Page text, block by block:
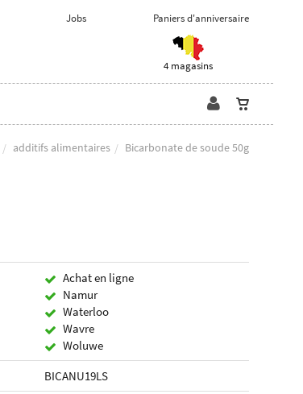
Jobs Paniers d'anniversaire
4 magasins
additifs alimentaires Bicarbonate de soude 50g
Achat en ligne
Namur
Waterloo
Wavre
Woluwe
BICANU19LS